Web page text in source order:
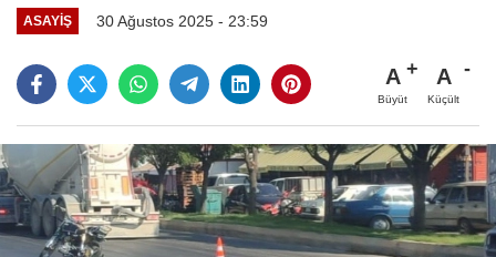
ASAYİŞ 30 Ağustos 2025 - 23:59
A
Büyüt
A
Küçült